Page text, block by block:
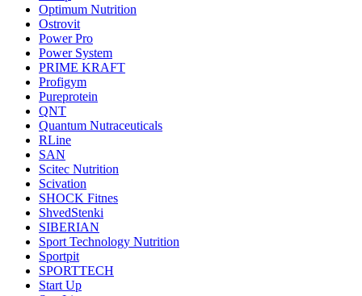
Optimum Nutrition
Ostrovit
Power Pro
Power System
PRIME KRAFT
Profigym
Pureprotein
QNT
Quantum Nutraceuticals
RLine
SAN
Scitec Nutrition
Scivation
SHOCK Fitnes
ShvedStenki
SIBERIAN
Sport Technology Nutrition
Sportpit
SPORTTECH
Start Up